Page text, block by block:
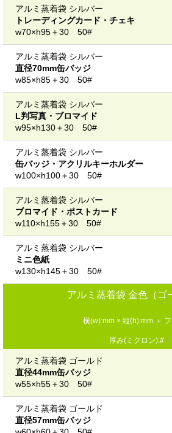
アルミ蒸着袋 シルバー
トレーディングカード・チェキ
w70×h95＋30 50#
アルミ蒸着袋 シルバー
直径70mm缶バッジ
w85×h85＋30 50#
アルミ蒸着袋 シルバー
L判写真・ブロマイド
w95×h130＋30 50#
アルミ蒸着袋 シルバー
缶バッジ・アクリルキーホルダー
w100×h100＋30 50#
アルミ蒸着袋 シルバー
ブロマイド・ポストカード
w110×h155＋30 50#
アルミ蒸着袋 シルバー
ミニ色紙
w130×h145＋30 50#
アルミ蒸着袋 金色（ゴ
横(w):mm × 縦(h):mm ＋
厚み(ミクロン):#
アルミ蒸着袋 ゴールド
直径44mm缶バッジ
w55×h55＋30 50#
アルミ蒸着袋 ゴールド
直径57mm缶バッジ